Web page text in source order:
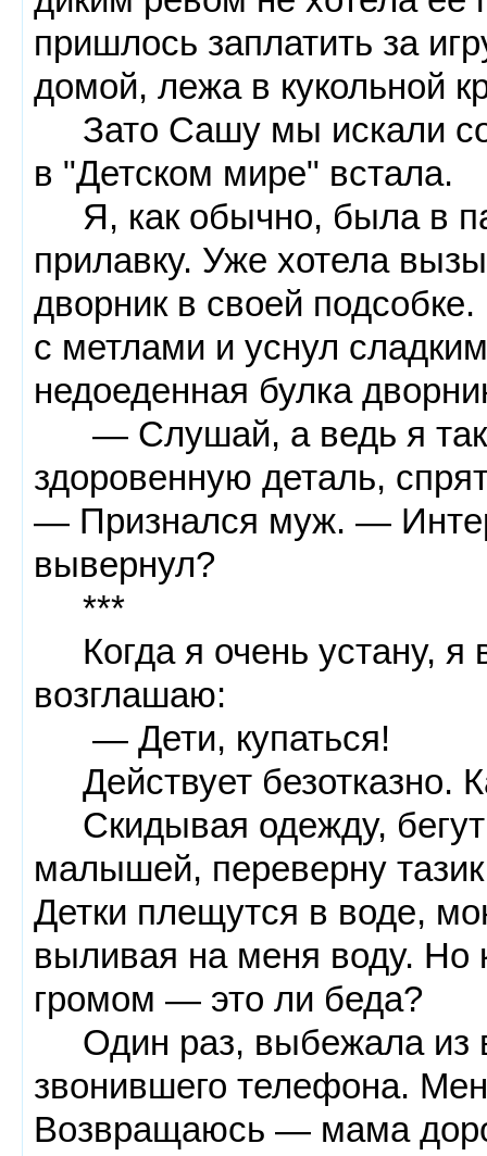
пришлось заплатить за
домой, лежа в кукольной
Зато Сашу мы искали
в "Детском мире" встала.
Я, как обычно, была в
прилавку. Уже хотела
дворник в своей
с метлами и уснул
недоеденная булка
— Слушай, а ведь я так
здоровенную деталь,
— Признался муж. —
вывернул?
***
Когда я очень устану, я
возглашаю:
— Дети, купаться!
Действует безотказно.
Скидывая одежду, бегут
малышей, переверну
Детки плещутся в воде,
выливая на меня воду. Но
громом — это ли беда?
Один раз, выбежала из
звонившего телефона.
Возвращаюсь — мама